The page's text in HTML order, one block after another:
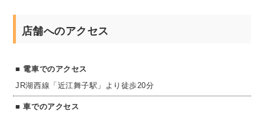
店舗へのアクセス
電車でのアクセス
JR湖西線「近江舞子駅」より徒歩20分
車でのアクセス